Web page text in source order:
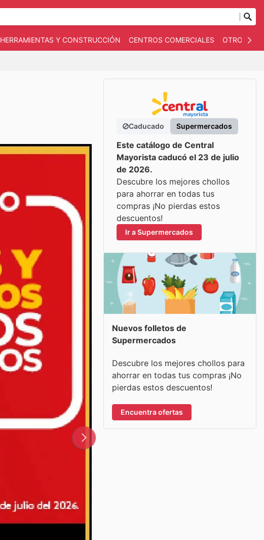
HERRAMIENTAS Y CONSTRUCCIÓN CENTROS COMERCIALES OTROS
Caducado Supermercados
Este catálogo de Central
Mayorista caducó el 23 de julio
de 2026.
Descubre los mejores chollos
para ahorrar en todas tus
compras ¡No pierdas estos
descuentos!
Ir a Supermercados
Nuevos folletos de
Supermercados
Descubre los mejores chollos para
ahorrar en todas tus compras ¡No
pierdas estos descuentos!
Encuentra ofertas